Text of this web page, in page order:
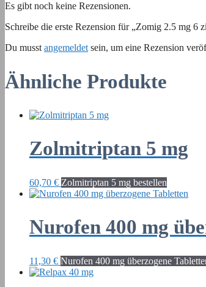
Es gibt noch keine Rezensionen.
Schreibe die erste Rezension für „Zomig 2.5 mg 6
Du musst angemeldet sein, um eine Rezension
Ähnliche Produkte
Zolmitriptan 5 mg
60,70 € Zolmitriptan 5 mg bestellen
Nurofen 400 mg
11,30 € Nurofen 400 mg überzogene